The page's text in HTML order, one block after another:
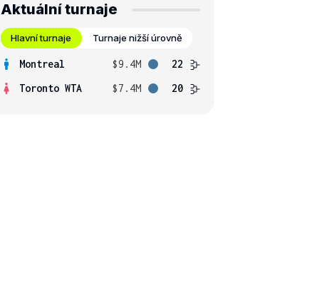
Aktuální turnaje
Hlavní turnaje Turnaje nižší úrovně
Montreal $9.4M
22
Toronto WTA
$7.4M 20